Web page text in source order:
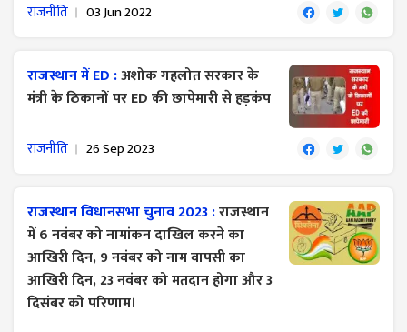
राजनीति 03 Jun 2022
राजस्थान में ED :अशोक गहलोत सरकार के
मंत्री के ठिकानों पर ED की छापेमारी से हड़कंप
राजनीति 26 Sep 2023
राजस्थान विधानसभा चुनाव 2023 :राजस्थान
में 6 नवंबर को नामांकन दाखिल करने का
आखिरी दिन, 9 नवंबर को नाम वापसी का
आखिरी दिन, 23 नवंबर को मतदान होगा और 3
दिसंबर को परिणाम।